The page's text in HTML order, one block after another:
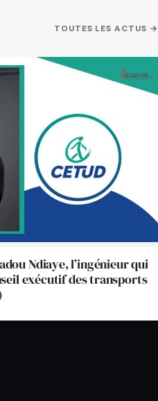
TOUTES LES ACTUS →
Ndiaye, l’ingénieur qui
exécutif des transports